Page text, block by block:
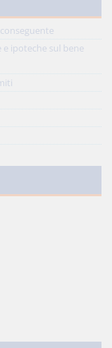
ipoteche sul bene